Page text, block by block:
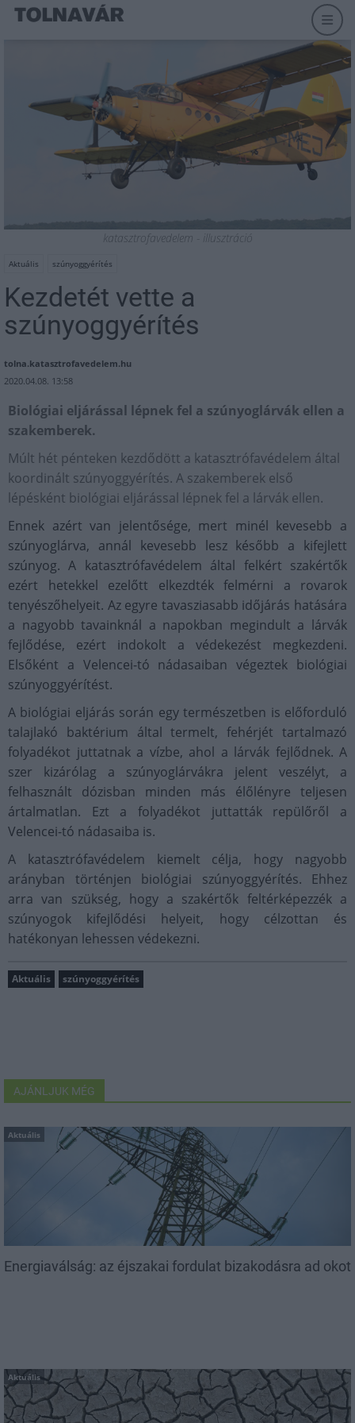
katasztrofavedelem - illusztráció
Aktuális szúnyoggyérítés
Kezdetét vette a
szúnyoggyérítés
tolna.katasztrofavedelem.hu
2020.04.08. 13:58
Biológiai eljárással lépnek fel a szúnyoglárvák ellen a
szakemberek.
Múlt hét pénteken kezdődött a katasztrófavédelem által
koordinált szúnyoggyérítés. A szakemberek első
lépésként biológiai eljárással lépnek fel a lárvák ellen.
Ennek azért van jelentősége, mert minél kevesebb a
szúnyoglárva, annál kevesebb lesz később a kifejlett
szúnyog. A katasztrófavédelem által felkért szakértők
ezért hetekkel ezelőtt elkezdték felmérni a rovarok
tenyészőhelyeit. Az egyre tavasziasabb időjárás hatására
a nagyobb tavainknál a napokban megindult a lárvák
fejlődése, ezért indokolt a védekezést megkezdeni.
Elsőként a Velencei-tó nádasaiban végeztek biológiai
szúnyoggyérítést.
A biológiai eljárás során egy természetben is előforduló
talajlakó baktérium által termelt, fehérjét tartalmazó
folyadékot juttatnak a vízbe, ahol a lárvák fejlődnek. A
szer kizárólag a szúnyoglárvákra jelent veszélyt, a
felhasznált dózisban minden más élőlényre teljesen
ártalmatlan. Ezt a folyadékot juttatták repülőről a
Velencei-tó nádasaiba is.
A katasztrófavédelem kiemelt célja, hogy nagyobb
arányban történjen biológiai szúnyoggyérítés. Ehhez
arra van szükség, hogy a szakértők feltérképezzék a
szúnyogok kifejlődési helyeit, hogy célzottan és
hatékonyan lehessen védekezni.
Aktuális szúnyoggyérítés
AJÁNLJUK MÉG
Aktuális
Energiaválság: az éjszakai fordulat bizakodásra ad okot
Aktuális